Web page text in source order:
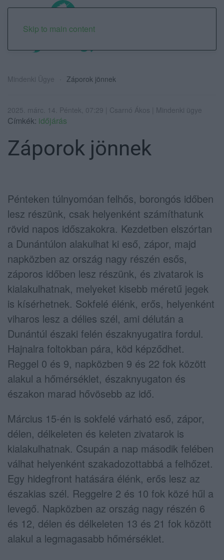
Skip to main content
Mindenki Ügye Záporok jönnek
2025. márc. 14. Péntek, 07:29 | Csarnó Ákos | Mindenki ügye
Címkék: időjárás
Záporok jönnek
Pénteken túlnyomóan felhős, borongós időben
lesz részünk, csak helyenként számíthatunk
rövid napos időszakokra. Kezdetben elszórtan
a Dunántúlon alakulhat ki eső, zápor, majd
napközben az ország nagy részén esős,
záporos időben lesz részünk, és zivatarok is
kialakulhatnak, melyeket kisebb méretű jegek
is kísérhetnek. Sokfelé élénk, erős, helyenként
viharos lesz a délies szél, ami délután a
Dunántúl északi felén északnyugatira fordul.
Hajnalra foltokban pára, köd képződhet.
Reggel 0 és 9, napközben 9 és 22 fok között
alakul a hőmérséklet, északnyugaton és
északon marad hővösebb az idő.
Március 15-én is sokfelé várható eső, zápor,
délen, délkeleten és keleten zivatarok is
kialakulhatnak. Csupán a nap második felében
válhat helyenként szakadozottabbá a felhőzet.
Egy hidegfront hatására élénk, erős lesz az
északias szél. Reggelre 2 és 10 fok közé hűl a
levegő. Napközben az ország nagy részén 6
és 12, délen és délkeleten 13 és 21 fok között
alakul a legmagasabb hőmérséklet.